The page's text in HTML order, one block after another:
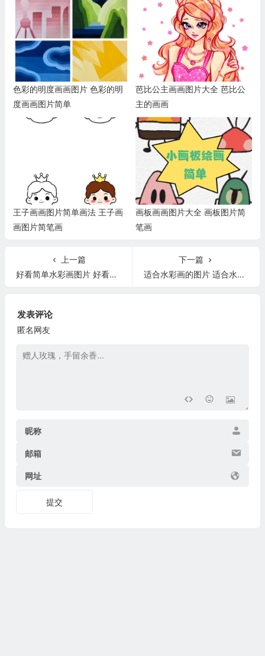
色彩的明度画画图片 色彩的明
度画画图片简单
芭比公主画画图片大全 芭比公
主的画画
王子画画图片简单画法 王子画
画图片简笔画
画板画画图片大全 画板图片简
笔画
上一篇
好看简单水彩画图片 好看简单的美甲图片
下一篇
适合水彩画的图片 适合水彩画的图片高清
发表评论
匿名网友
昵称
邮箱
网址
提交